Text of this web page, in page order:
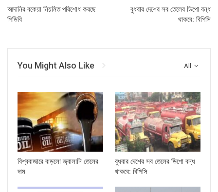
আদানির বকেয়া নিয়মিত পরিশোধ করছে
পিডিবি
বুধবার দেশের সব তেলের ডিপো বন্ধ
থাকবে: বিপিসি
All
You Might Also Like
বিশ্ববাজারে বাড়লো জ্বালানি তেলের
দাম
বুধবার দেশের সব তেলের ডিপো বন্ধ
থাকবে: বিপিসি